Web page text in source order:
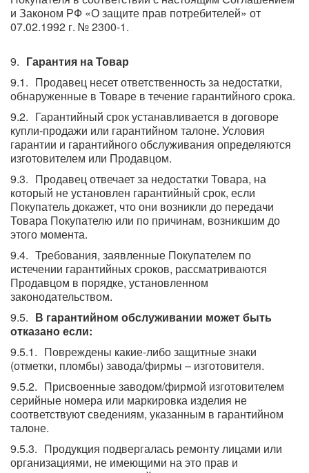
и Законом РФ «О защите прав потребителей» от
07.02.1992 г. № 2300-1.
Гарантия на Товар
Продавец несет ответственность за недостатки,
обнаруженные в Товаре в течение гарантийного срока.
Гарантийный срок устанавливается в договоре
купли-продажи или гарантийном талоне. Условия
гарантии и гарантийного обслуживания определяются
изготовителем или Продавцом.
Продавец отвечает за недостатки Товара, на
который не установлен гарантийный срок, если
Покупатель докажет, что они возникли до передачи
Товара Покупателю или по причинам, возникшим до
этого момента.
Требования, заявленные Покупателем по
истечении гарантийных сроков, рассматриваются
Продавцом в порядке, установленном
законодательством.
В гарантийном обслуживании может быть
отказано если:
Повреждены какие-либо защитные знаки
(отметки, пломбы) завода/фирмы – изготовителя.
Присвоенные заводом/фирмой изготовителем
серийные номера или маркировка изделия не
соответствуют сведениям, указанным в гарантийном
талоне.
Продукция подвергалась ремонту лицами или
организациями, не имеющими на это прав и